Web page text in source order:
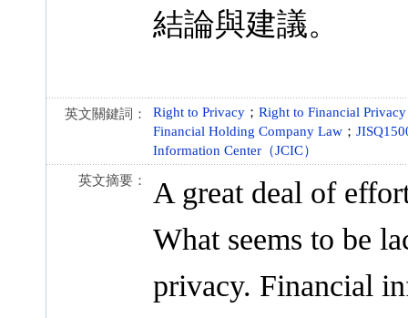
結論與建議。
英文關鍵詞： Right to Privacy ； Right to Financial Privacy
Financial Holding Company Law ；
Information Center（JCIC）
英文摘要：
A great deal of
What seems to be
privacy. Financial